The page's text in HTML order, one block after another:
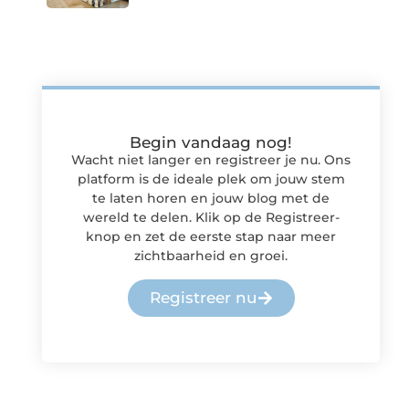
Begin vandaag nog!
Wacht niet langer en registreer je nu. Ons
platform is de ideale plek om jouw stem
te laten horen en jouw blog met de
wereld te delen. Klik op de Registreer-
knop en zet de eerste stap naar meer
zichtbaarheid en groei.
Registreer nu